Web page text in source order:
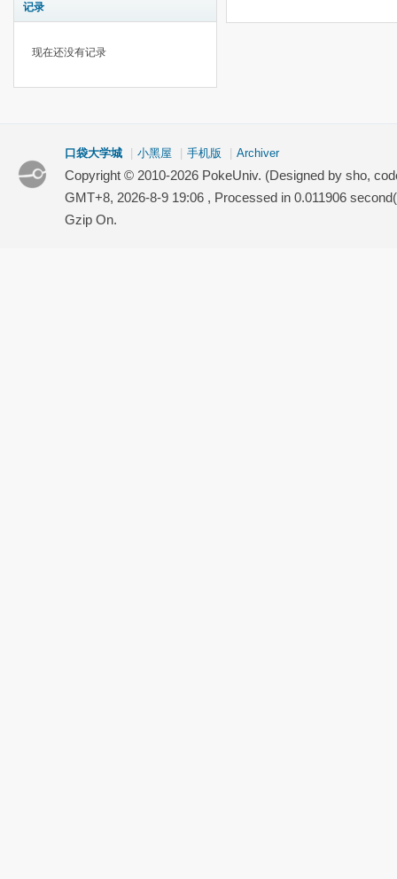
记录
现在还没有记录
口袋大学城 小黑屋 手机版 Archiver
Copyright © 2010-2026 PokeUniv. (Designed by sho,
GMT+8, 2026-8-9 19:06 , Processed in 0.011906
Gzip On.